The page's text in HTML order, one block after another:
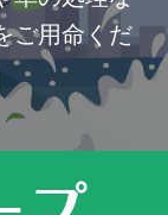
ご用命くだ